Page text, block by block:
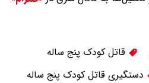
قاتل کودک پنج ساله
دستگیری قاتل کودک پنج ساله